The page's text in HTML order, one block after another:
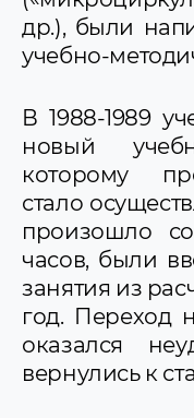
др.), были
учебно-
В 1988-1989
новый
которому
стало
произошло
часов, были
занятия из
год. Переход
оказался
вернулись к